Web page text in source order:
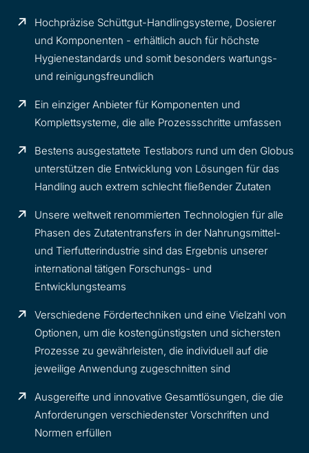
Hochpräzise Schüttgut-Handlingsysteme, Dosierer
und Komponenten - erhältlich auch für höchste
Hygienestandards und somit besonders wartungs-
und reinigungsfreundlich
Ein einziger Anbieter für Komponenten und
Komplettsysteme, die alle Prozessschritte umfassen
Bestens ausgestattete Testlabors rund um den Globus
unterstützen die Entwicklung von Lösungen für das
Handling auch extrem schlecht fließender Zutaten
Unsere weltweit renommierten Technologien für alle
Phasen des Zutatentransfers in der Nahrungsmittel-
und Tierfutterindustrie sind das Ergebnis unserer
international tätigen Forschungs- und
Entwicklungsteams
Verschiedene Fördertechniken und eine Vielzahl von
Optionen, um die kostengünstigsten und sichersten
Prozesse zu gewährleisten, die individuell auf die
jeweilige Anwendung zugeschnitten sind
Ausgereifte und innovative Gesamtlösungen, die die
Anforderungen verschiedenster Vorschriften und
Normen erfüllen